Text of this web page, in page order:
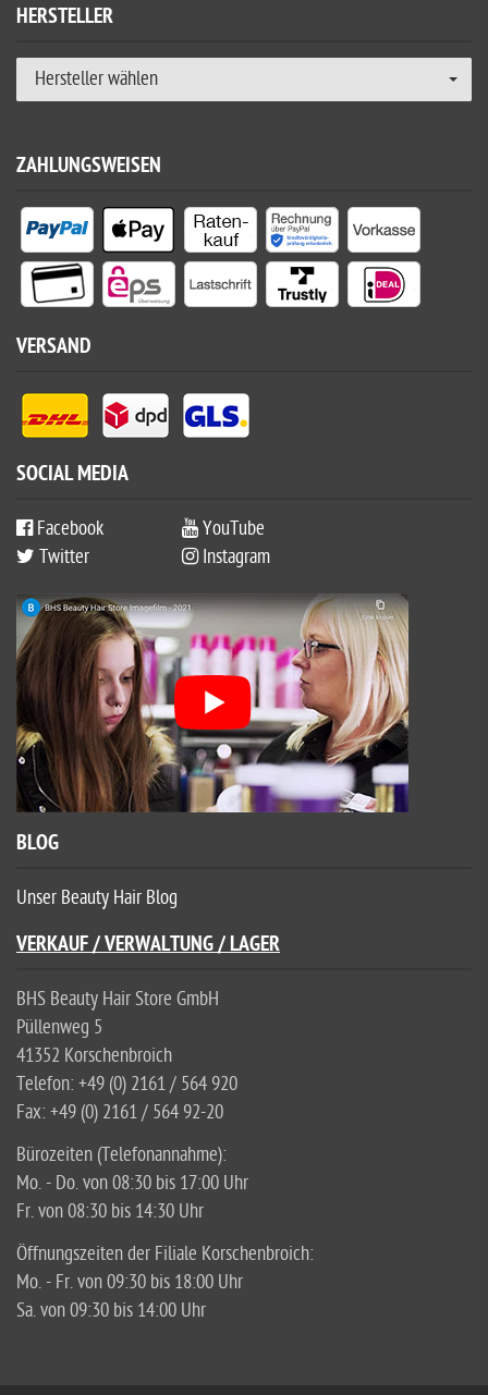
HERSTELLER
Hersteller wählen
ZAHLUNGSWEISEN
VERSAND
SOCIAL MEDIA
Facebook
YouTube
Twitter
Instagram
BLOG
Unser Beauty Hair Blog
VERKAUF / VERWALTUNG / LAGER
BHS Beauty Hair Store GmbH
Püllenweg 5
41352 Korschenbroich
Telefon: +49 (0) 2161 / 564 920
Fax: +49 (0) 2161 / 564 92-20
Bürozeiten (Telefonannahme):
Mo. - Do. von 08:30 bis 17:00 Uhr
Fr. von 08:30 bis 14:30 Uhr
Öffnungszeiten der Filiale Korschenbroich:
Mo. - Fr. von 09:30 bis 18:00 Uhr
Sa. von 09:30 bis 14:00 Uhr